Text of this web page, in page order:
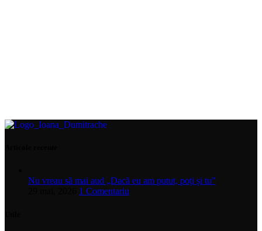
Nu vreau să mai aud „Dacă eu am putut, poți și tu”
1 Comentariu